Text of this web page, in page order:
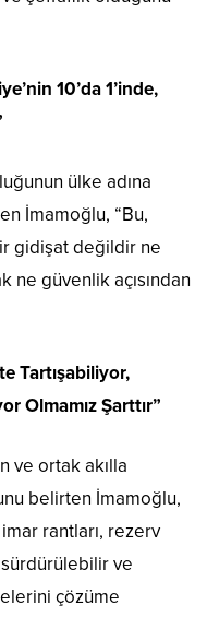
10’da 1’inde,
ülke adına
İmamoğlu, “Bu,
gidişat değildir ne
güvenlik açısından
Tartışabiliyor,
Olmamız Şarttır”
ve ortak akılla
belirten İmamoğlu,
imar rantları, rezerv
sürdürülebilir ve
çözüme